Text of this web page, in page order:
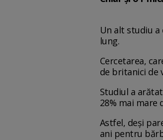
Un alt studiu
lung.
Cercetarea,
de britanici de
Studiul a
28% mai mare
Astfel, deși
ani pentru